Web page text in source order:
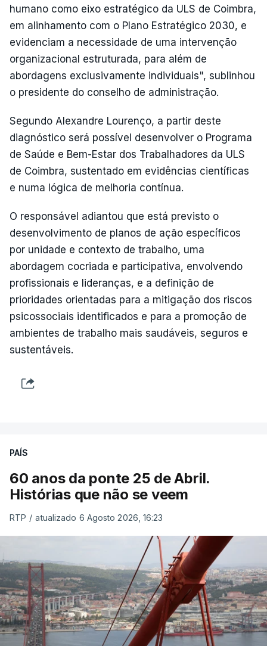
humano como eixo estratégico da ULS de Coimbra,
em alinhamento com o Plano Estratégico 2030, e
evidenciam a necessidade de uma intervenção
organizacional estruturada, para além de
abordagens exclusivamente individuais", sublinhou
o presidente do conselho de administração.
Segundo Alexandre Lourenço, a partir deste
diagnóstico será possível desenvolver o Programa
de Saúde e Bem-Estar dos Trabalhadores da ULS
de Coimbra, sustentado em evidências científicas
e numa lógica de melhoria contínua.
O responsável adiantou que está previsto o
desenvolvimento de planos de ação específicos
por unidade e contexto de trabalho, uma
abordagem cocriada e participativa, envolvendo
profissionais e lideranças, e a definição de
prioridades orientadas para a mitigação dos riscos
psicossociais identificados e para a promoção de
ambientes de trabalho mais saudáveis, seguros e
sustentáveis.
PAÍS
60 anos da ponte 25 de Abril.
Histórias que não se veem
RTP / atualizado 6 Agosto 2026, 16:23